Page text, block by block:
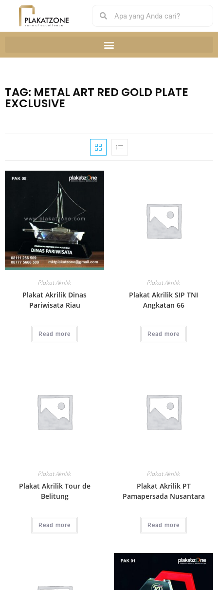
TAG: METAL ART RED GOLD PLATE
EXCLUSIVE
Plakat Akrilik
Plakat Akrilik Dinas
Pariwisata Riau
Read more
Plakat Akrilik
Plakat Akrilik SIP TNI
Angkatan 66
Read more
Plakat Akrilik
Plakat Akrilik Tour de
Belitung
Read more
Plakat Akrilik
Plakat Akrilik PT
Pamapersada Nusantara
Read more